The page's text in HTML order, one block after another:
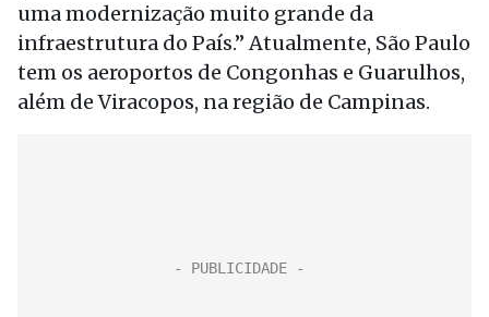
uma modernização muito grande da
infraestrutura do País.” Atualmente, São Paulo
tem os aeroportos de Congonhas e Guarulhos,
além de Viracopos, na região de Campinas.